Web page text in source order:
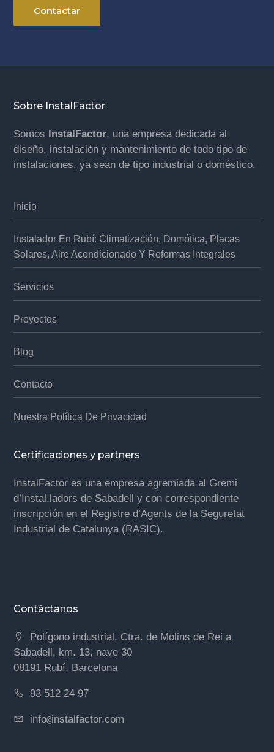
Contactar
Footer
Sobre InstalFactor
Somos InstalFactor, una empresa dedicada al
diseño, instalación y mantenimiento de todo tipo de
instalaciones, ya sean de tipo industrial o doméstico.
Inicio
Instalador En Rubí: Climatización, Domótica, Placas
Solares, Aire Acondicionado Y Reformas Integrales
Servicios
Proyectos
Blog
Contacto
Nuestra Política De Privacidad
Certificaciones y partners
InstalFactor es una empresa agremiada al Gremi
d’Instal.ladors de Sabadell y con correspondiente
inscripción en el Registre d’Agents de la Seguretat
Industrial de Catalunya (RASIC).
Contáctanos
Polígono industrial, Ctra. de Molins de Rei a
Sabadell, km. 13, nave 30
08191 Rubí, Barcelona
93 512 24 97
info@instalfactor.com